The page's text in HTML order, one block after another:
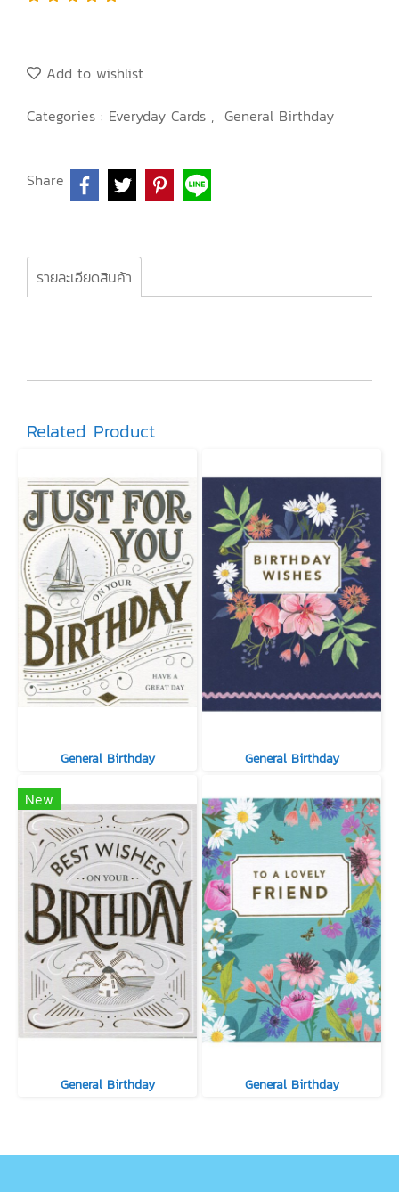
Add to wishlist
Categories : Everyday Cards , General Birthday
Share
รายละเอียดสินค้า
Related Product
General Birthday General Birthday
New
General Birthday General Birthday